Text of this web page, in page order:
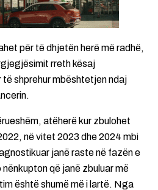
për të dhjetën herë më radhë,
rreth kësaj
shprehur mbështetjen ndaj
atëherë kur zbulohet
në vitet 2023 dhe 2024 mbi
janë raste në fazën e
që janë zbuluar më
është shumë më i lartë. Nga